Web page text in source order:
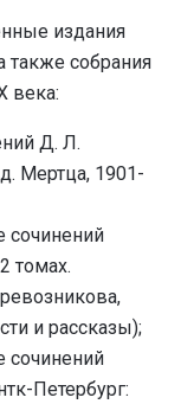
издания
также собрания
века:
Д. Л.
Мертца, 1901-
сочинений
томах.
и рассказы);
сочинений
Петербург: